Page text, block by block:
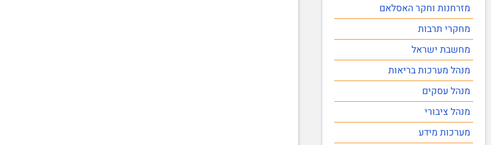
מזרחנות וחקר האסלאם
מחקרי תרבות
מחשבת ישראל
מנהל מערכות בריאות
מנהל עסקים
מנהל ציבורי
מערכות מידע